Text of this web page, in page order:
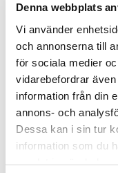
Denna webbplats
Vi använder
och annonserna till
för sociala medier
vidarebefordrar
information från din
annons- och
Dessa kan i sin tur
information som du